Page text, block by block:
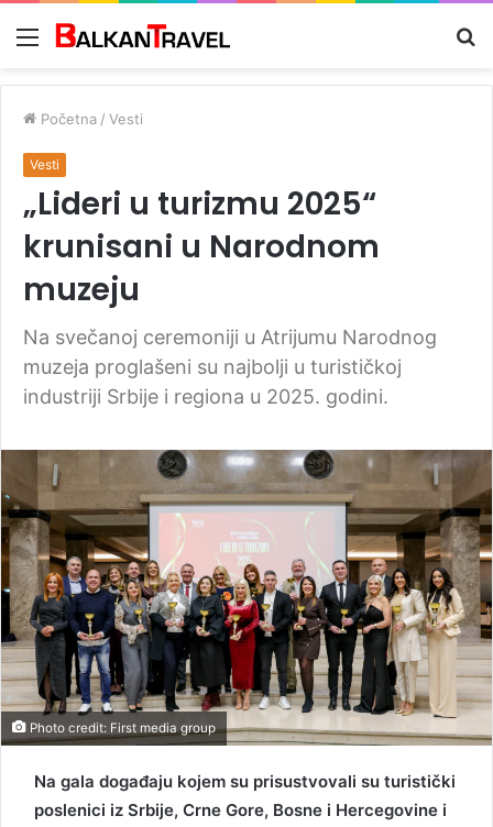
Meni
Početna / Vesti
Vesti
„Lideri u turizmu 2025“
krunisani u Narodnom
muzeju
Na svečanoj ceremoniji u Atrijumu Narodnog
muzeja proglašeni su najbolji u turističkoj
industriji Srbije i regiona u 2025. godini.
Photo credit: First media group
Na gala događaju kojem su prisustvovali su turistički
poslenici iz Srbije, Crne Gore, Bosne i Hercegovine i